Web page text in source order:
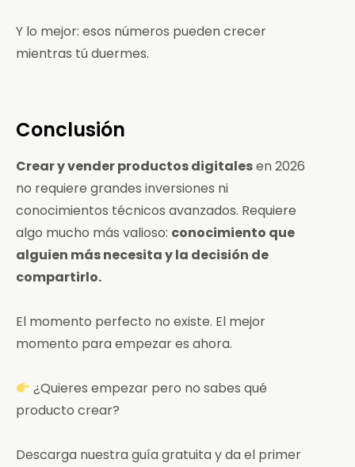
Y lo mejor: esos números pueden crecer
mientras tú duermes.
Conclusión
Crear y vender productos digitalesen 2026
no requiere grandes inversiones ni
conocimientos técnicos avanzados. Requiere
algo mucho más valioso: conocimiento que
alguien más necesita y la decisión de
compartirlo.
El momento perfecto no existe. El mejor
momento para empezar es ahora.
¿Quieres empezar pero no sabes qué
producto crear?
Descarga nuestra guía gratuita y da el primer